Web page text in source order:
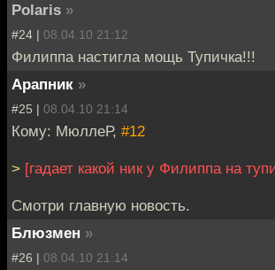
Polaris »
#24 | 08.04.10 21:12
Филиппа настигла мощь Тупичка!!!
Арапник »
#25 | 08.04.10 21:14
Кому: МюллеР, #12
> [гадает какой ник у Филиппа на
Смотри главную новость.
Блюзмен »
#26 | 08.04.10 21:14